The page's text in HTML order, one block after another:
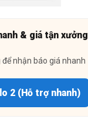
& giá tận xưởng
nhận báo giá nhanh
2 (Hỗ trợ nhanh)